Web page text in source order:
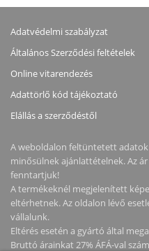
Adatvédelmi szabályzat
Általános Szerződési feltételek
Online vitarendezés
Adattörlő kód tájékoztató
Elállás a szerződéstől
A weboldalon feltüntetett
minősülnek ajánlattételnek. Az
fenntartjuk!
A termékeknél megjelenített
eltérhetnek. Az oldalon lévő
vállalunk.
Eltérés esetén a gyártó által
Bruttó árainkat 27% ÁFÁ-val